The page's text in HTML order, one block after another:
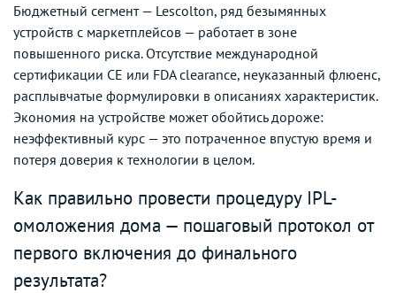
Бюджетный сегмент — Lescolton, ряд безымянных
устройств с маркетплейсов — работает в зоне
повышенного риска. Отсутствие международной
сертификации CE или FDA clearance, неуказанный флюенс,
расплывчатые формулировки в описаниях характеристик.
Экономия на устройстве может обойтись дороже:
неэффективный курс — это потраченное впустую время и
потеря доверия к технологии в целом.
Как правильно провести процедуру IPL-
омоложения дома — пошаговый протокол от
первого включения до финального
результата?